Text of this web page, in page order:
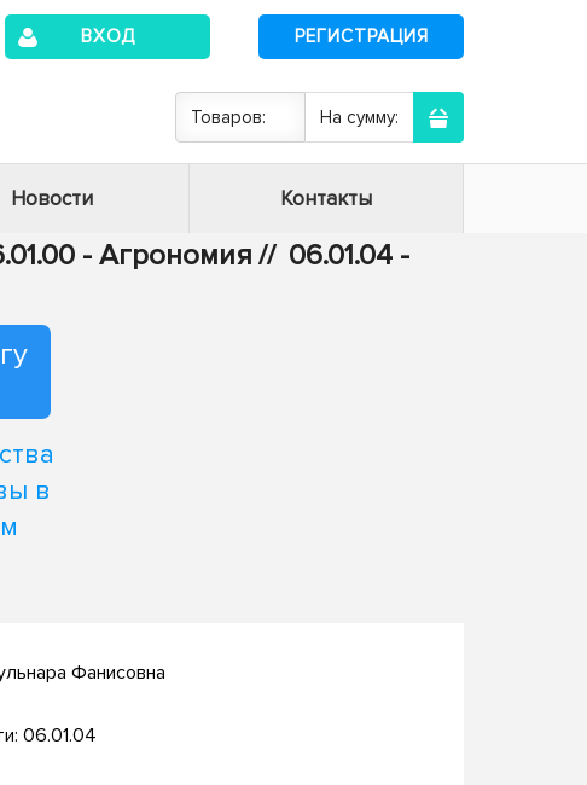
ВХОД РЕГИСТРАЦИЯ
Товаров: На сумму:
Новости Контакты
- Агрономия // 06.01.04 -
в
Фанисовна
06.01.04